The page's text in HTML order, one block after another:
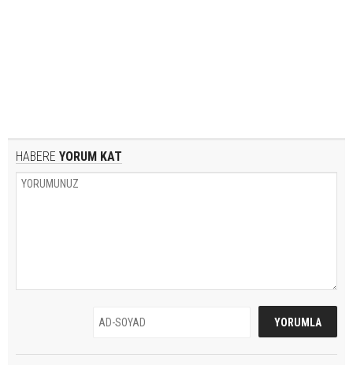
HABERE YORUM KAT